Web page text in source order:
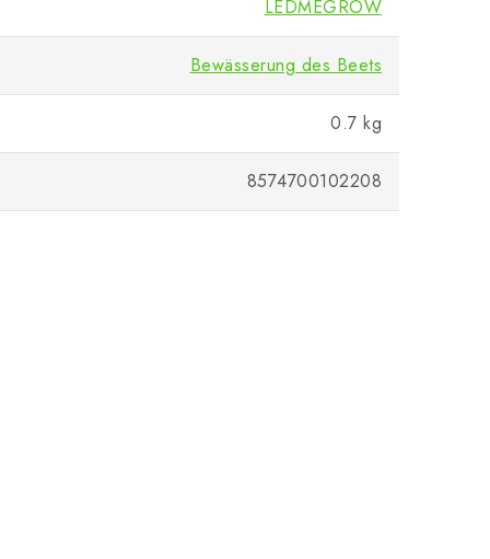
LEDMEGROW
Bewässerung des Beets
0.7 kg
8574700102208